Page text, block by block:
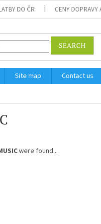
DO ČR CENY DOPRAVY
SEARCH
Site map Contact us
were found...